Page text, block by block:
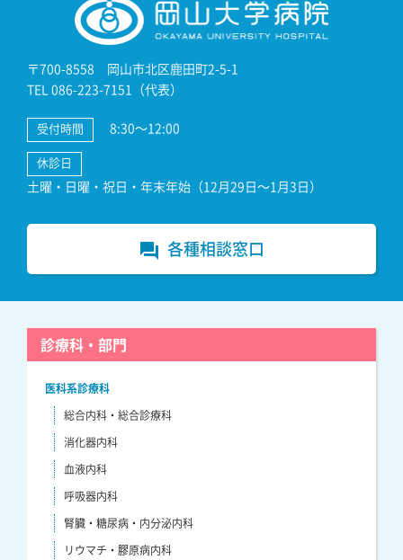
〒700-8558 岡山市北区鹿田町2-5-1
TEL 086-223-7151（代表）
受付時間 8:30～12:00
休診日
土曜・日曜・祝日・年末年始（12月29日～1月3日）
forum 各種相談窓口
診療科・部門
医科系診療科
総合内科・総合診療科
消化器内科
血液内科
呼吸器内科
腎臓・糖尿病・内分泌内科
リウマチ・膠原病内科